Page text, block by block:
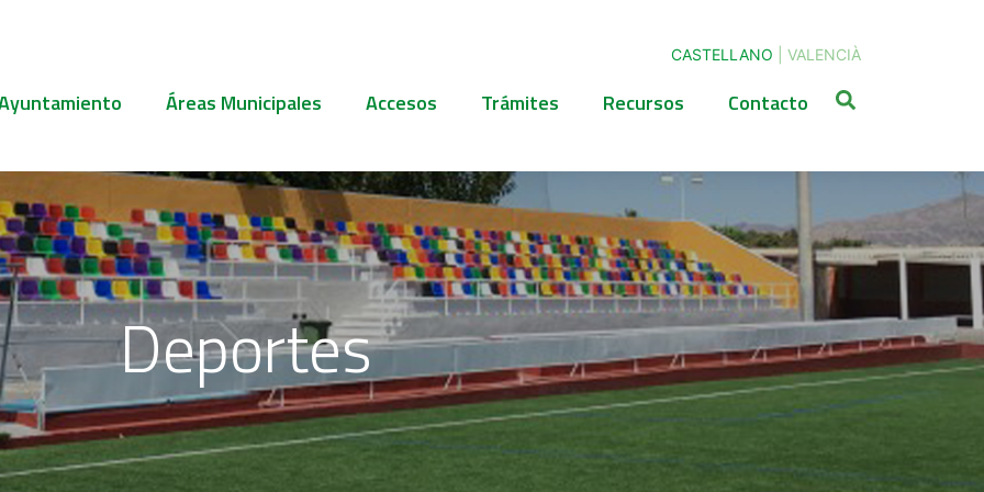
CASTELLANO VALENCIÀ
Áreas Municipales Accesos Trámites Recursos Contacto
Deportes